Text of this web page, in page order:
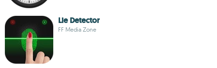
Lie Detector
FF Media Zone